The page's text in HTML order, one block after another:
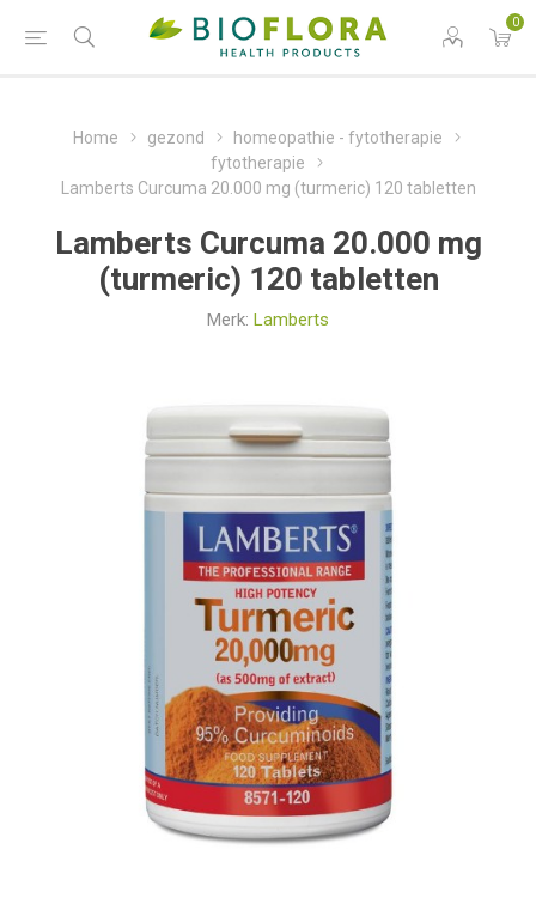
0
Home gezond
homeopathie - fytotherapie
fytotherapie
Lamberts Curcuma 20.000 mg (turmeric) 120 tabletten
Lamberts Curcuma 20.000 mg
(turmeric) 120 tabletten
Merk: Lamberts